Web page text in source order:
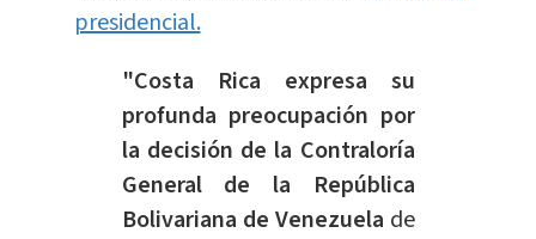
presidencial.
"Costa Rica expresa su
profunda preocupación por
la decisión de la Contraloría
General de la República
Bolivariana de Venezuela de